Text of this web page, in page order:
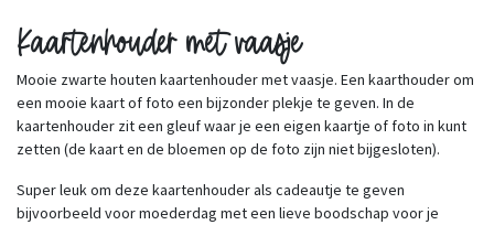
Kaartenhouder met vaasje
Mooie zwarte houten kaartenhouder met vaasje. Een kaarthouder om
een mooie kaart of foto een bijzonder plekje te geven. In de
kaartenhouder zit een gleuf waar je een eigen kaartje of foto in kunt
zetten (de kaart en de bloemen op de foto zijn niet bijgesloten).
Super leuk om deze kaartenhouder als cadeautje te geven
bijvoorbeeld voor moederdag met een lieve boodschap voor je